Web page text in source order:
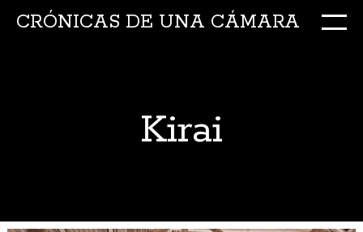
CRÓNICAS DE UNA CÁMARA
Kirai